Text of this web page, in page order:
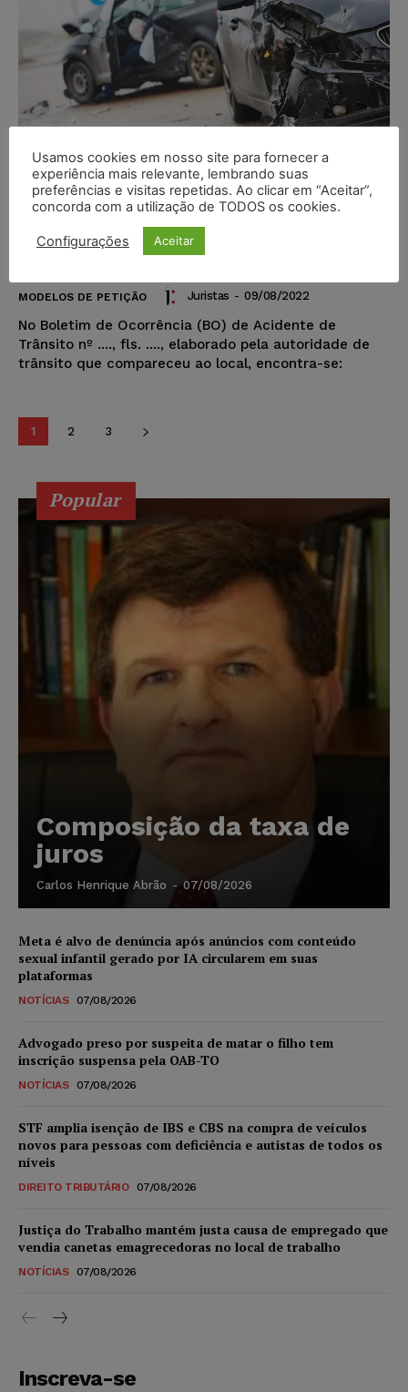
Modelo de Petição – Ação de
Reparação de Danos Causados por
Veículo da Prefeitura
MODELOS DE PETIÇÃO Juristas - 09/08/2022
No Boletim de Ocorrência (BO) de Acidente de
Trânsito nº ...., fls. ...., elaborado pela autoridade de
trânsito que compareceu ao local, encontra-se:
1 2 3
Popular
Composição da taxa de
juros
Carlos Henrique Abrão - 07/08/2026
Meta é alvo de denúncia após anúncios com conteúdo
sexual infantil gerado por IA circularem em suas
plataformas
NOTÍCIAS 07/08/2026
Advogado preso por suspeita de matar o filho tem
inscrição suspensa pela OAB-TO
NOTÍCIAS 07/08/2026
STF amplia isenção de IBS e CBS na compra de veículos
novos para pessoas com deficiência e autistas de todos os
níveis
DIREITO TRIBUTÁRIO 07/08/2026
Justiça do Trabalho mantém justa causa de empregado que
vendia canetas emagrecedoras no local de trabalho
NOTÍCIAS 07/08/2026
Inscreva-se
Usamos cookies em nosso site para fornecer a
experiência mais relevante, lembrando suas
preferências e visitas repetidas. Ao clicar em “Aceitar”,
concorda com a utilização de TODOS os cookies.
Configurações Aceitar